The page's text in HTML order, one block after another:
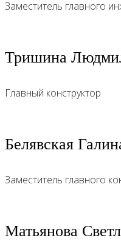
Заместитель главного
Тришина
Главный конструктор
Белявская
Заместитель главного
Матьянова